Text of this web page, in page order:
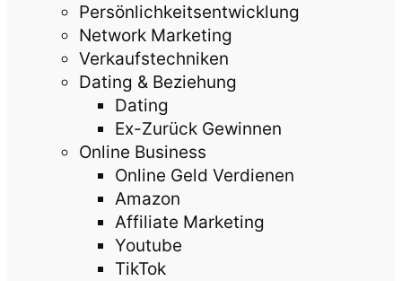
Persönlichkeitsentwicklung
Network Marketing
Verkaufstechniken
Dating & Beziehung
Dating
Ex-Zurück Gewinnen
Online Business
Online Geld Verdienen
Amazon
Affiliate Marketing
Youtube
TikTok